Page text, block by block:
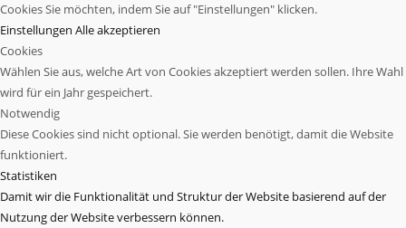
Cookies Sie möchten, indem Sie auf "Einstellungen" klicken.
Einstellungen Alle akzeptieren
Cookies
Wählen Sie aus, welche Art von Cookies akzeptiert werden sollen. Ihre Wahl
wird für ein Jahr gespeichert.
Notwendig
Diese Cookies sind nicht optional. Sie werden benötigt, damit die Website
funktioniert.
Statistiken
Damit wir die Funktionalität und Struktur der Website basierend auf der
Nutzung der Website verbessern können.